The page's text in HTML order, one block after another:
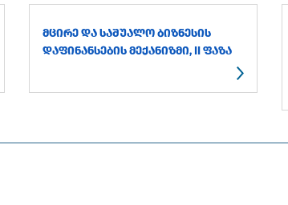
ᲛᲪᲘᲠᲔ ᲓᲐ ᲡᲐᲨᲣᲐᲚᲝ ᲑᲘᲖᲜᲔᲡᲘᲡ
ᲓᲐᲤᲘᲜᲐᲜᲡᲔᲑᲘᲡ ᲛᲔᲥᲐᲜᲘᲖᲛᲘ, II ᲤᲐᲖᲐ